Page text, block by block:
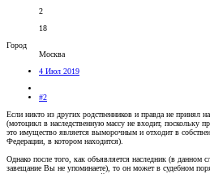
2
18
Город
Москва
4 Июл 2019
#2
Если никто из других родственников и правда не принял
(мотоцикл в наследственную массу не входит, поскольку
это имущество является выморочным и отходит в
Федерации, в котором находится).
Однако после того, как объявляется наследник (в данном
завещание Вы не упоминаете), то он может в судебном